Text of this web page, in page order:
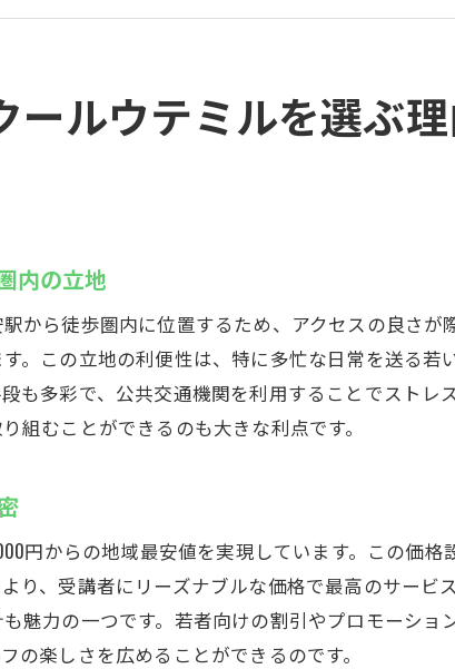
充実した施設設備とその活用方法
ウテミルで感じるコミュニティの魅力
テミルインドアゴルフスクールで若い世代が集まる
SNSで話題のウテミル：若者の口コミから見る評判
若い世代に特化した特別イベントの紹介
同世代の仲間と切磋琢磨する学びの環境
設備で効率的に上達ウテミルインドアゴルフスク
最新シミュレーターの特徴とその効果
ウテミルだけのユニークな指導メソッド
技術向上をサポートするデータ分析ツール
最新設備を使いこなすためのスタッフの役割
ールウテミルを選ぶ
内の立地
から徒歩圏内に位置するため、アクセスの良さが
。この立地の利便性は、特に多忙な日常を送る
も多彩で、公共交通機関を利用することでストレ
組むことができるのも大きな利点です。
円からの地域最安値を実現しています。この価
り、受講者にリーズナブルな価格で最高のサー
魅力の一つです。若者向けの割引やプロモーシ
の楽しさを広めることができるのです。